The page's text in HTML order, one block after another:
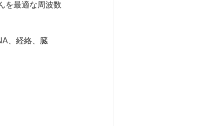
を最適な周波数
、経絡、臓